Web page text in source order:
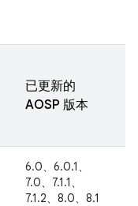
已更新的
AOSP 版本
6.0、6.0.1、
7.0、7.1.1、
7.1.2、8.0、8.1